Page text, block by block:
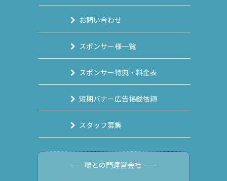
お問い合わせ
スポンサー様一覧
スポンサー特典・料金表
短期バナー広告掲載依頼
スタッフ募集
──鳴との門運営会社 ──